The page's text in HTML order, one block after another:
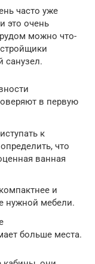
часто уже
это очень
можно что-
санузел.
в первую
к
что
ванная
и
нужной мебели.
больше места.